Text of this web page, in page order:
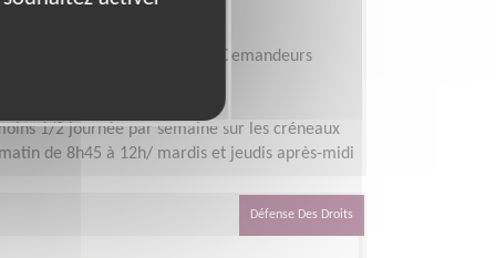
- Centre d'Entraide pour les Demandeurs
1/2 journée par semaine sur les créneaux
de 8h45 à 12h/ mardis et jeudis après-midi
Défense Des Droits